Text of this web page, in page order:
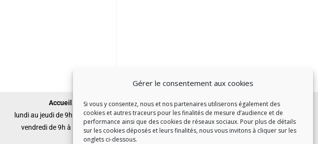
Gérer le consentement aux cookies
Si vous y consentez, nous et nos partenaires utiliserons également des
cookies et autres traceurs pour les finalités de mesure d’audience et de
performance ainsi que des cookies de réseaux sociaux. Pour plus de détails
sur les cookies déposés et leurs finalités, nous vous invitons à cliquer sur les
onglets ci-dessous.
Accueil du public :
lundi au jeudi de 9h à 12h et de 14h à 17h
vendredi de 9h à 12h et de 14h à 16h